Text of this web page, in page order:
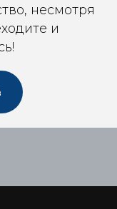
несмотря
и